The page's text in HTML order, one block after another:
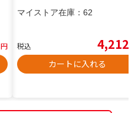
円
マイストア在庫： 62
税込 4,212
カートに入れる